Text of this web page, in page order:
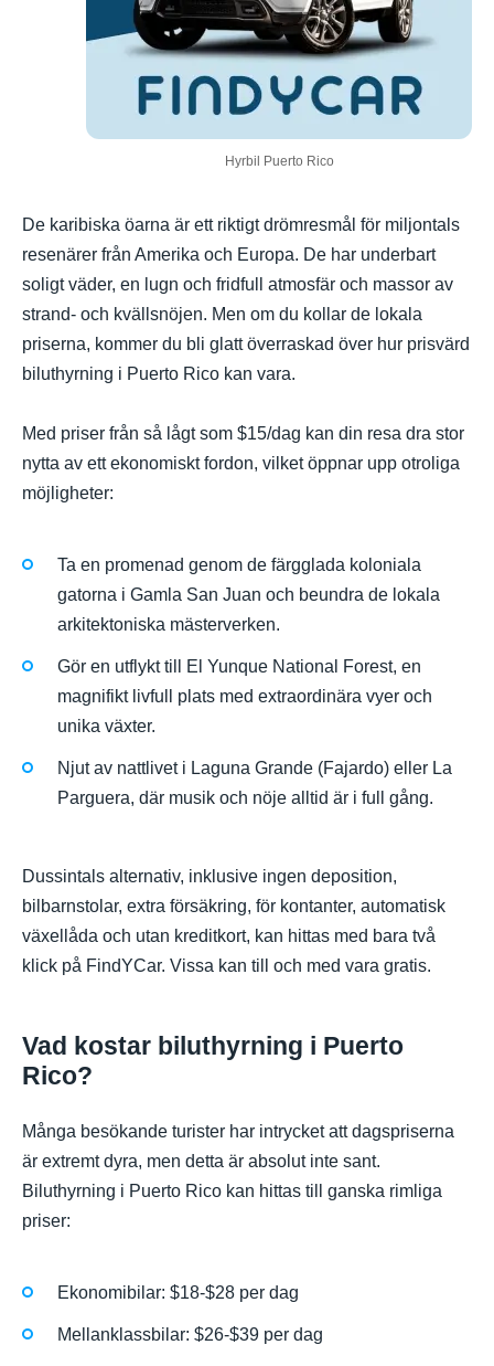
Hyrbil Puerto Rico
De karibiska öarna är ett riktigt drömresmål för miljontals
resenärer från Amerika och Europa. De har underbart
soligt väder, en lugn och fridfull atmosfär och massor av
strand- och kvällsnöjen. Men om du kollar de lokala
priserna, kommer du bli glatt överraskad över hur prisvärd
biluthyrning i Puerto Rico kan vara.
Med priser från så lågt som $15/dag kan din resa dra stor
nytta av ett ekonomiskt fordon, vilket öppnar upp otroliga
möjligheter:
Ta en promenad genom de färgglada koloniala
gatorna i Gamla San Juan och beundra de lokala
arkitektoniska mästerverken.
Gör en utflykt till El Yunque National Forest, en
magnifikt livfull plats med extraordinära vyer och
unika växter.
Njut av nattlivet i Laguna Grande (Fajardo) eller La
Parguera, där musik och nöje alltid är i full gång.
Dussintals alternativ, inklusive ingen deposition,
bilbarnstolar, extra försäkring, för kontanter, automatisk
växellåda och utan kreditkort, kan hittas med bara två
klick på FindYCar. Vissa kan till och med vara gratis.
Vad kostar biluthyrning i Puerto
Rico?
Många besökande turister har intrycket att dagspriserna
är extremt dyra, men detta är absolut inte sant.
Biluthyrning i Puerto Rico kan hittas till ganska rimliga
priser:
Ekonomibilar: $18-$28 per dag
Mellanklassbilar: $26-$39 per dag